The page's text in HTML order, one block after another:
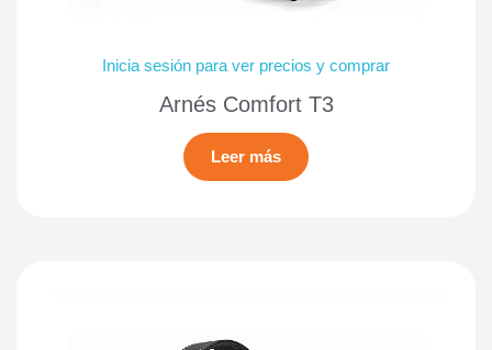
Inicia sesión para ver precios y comprar
Arnés Comfort T3
Leer más